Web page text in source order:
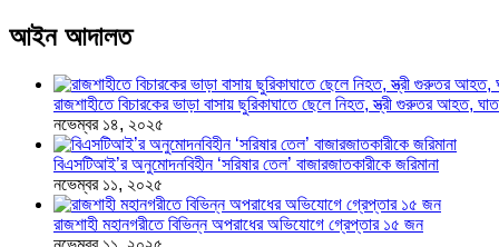
আইন আদালত
রাজশাহীতে বিচারকের ভাড়া বাসায় ছুরিকাঘাতে ছেলে নিহত, স্ত্রী গুরুতর আহত,
নভেম্বর ১৪, ২০২৫
বিএসটিআই’র অনুমোদনবিহীন ‘সরিষার তেল’ বাজারজাতকারীকে জরিমানা
নভেম্বর ১১, ২০২৫
রাজশাহী মহানগরীতে বিভিন্ন অপরাধের অভিযোগে গ্রেপ্তার ১৫ জন